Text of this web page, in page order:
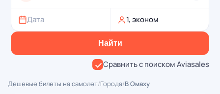
Дата 1, эконом
Найти
Сравнить с поиском Aviasales
Дешевые билеты на самолет/Города/В Омаху